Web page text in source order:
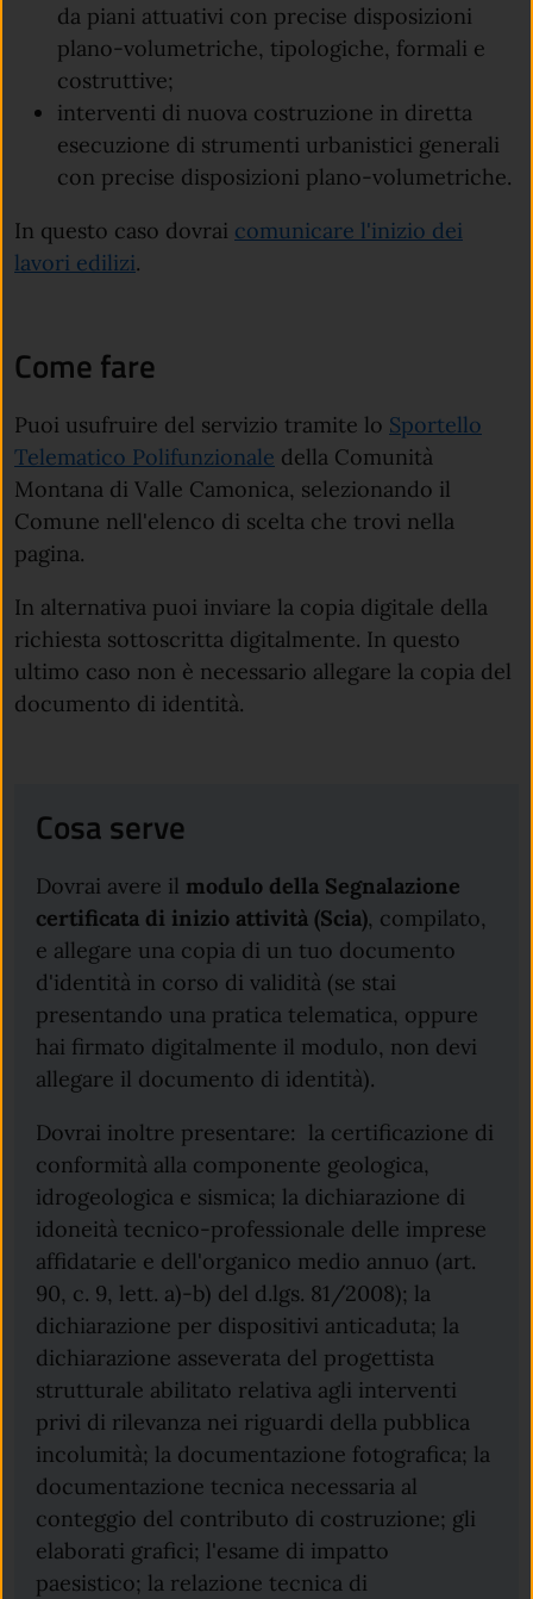
da piani attuativi con precise disposizioni
plano-volumetriche, tipologiche, formali e
costruttive;
interventi di nuova costruzione in diretta
esecuzione di strumenti urbanistici generali
con precise disposizioni plano-volumetriche.
In questo caso dovrai comunicare l'inizio dei
lavori edilizi.
Come fare
Puoi usufruire del servizio tramite lo Sportello
Telematico Polifunzionale della Comunità
Montana di Valle Camonica, selezionando il
Comune nell'elenco di scelta che trovi nella
pagina.
In alternativa puoi inviare la copia digitale della
richiesta sottoscritta digitalmente. In questo
ultimo caso non è necessario allegare la copia del
documento di identità.
Cosa serve
Dovrai avere il modulo della Segnalazione
certificata di inizio attività (Scia), compilato,
e allegare una copia di un tuo documento
d'identità in corso di validità (se stai
presentando una pratica telematica, oppure
hai firmato digitalmente il modulo, non devi
allegare il documento di identità).
Dovrai inoltre presentare: la certificazione di
conformità alla componente geologica,
idrogeologica e sismica; la dichiarazione di
idoneità tecnico-professionale delle imprese
affidatarie e dell'organico medio annuo (art.
90, c. 9, lett. a)-b) del d.lgs. 81/2008); la
dichiarazione per dispositivi anticaduta; la
dichiarazione asseverata del progettista
strutturale abilitato relativa agli interventi
privi di rilevanza nei riguardi della pubblica
incolumità; la documentazione fotografica; la
documentazione tecnica necessaria al
conteggio del contributo di costruzione; gli
elaborati grafici; l'esame di impatto
paesistico; la relazione tecnica di